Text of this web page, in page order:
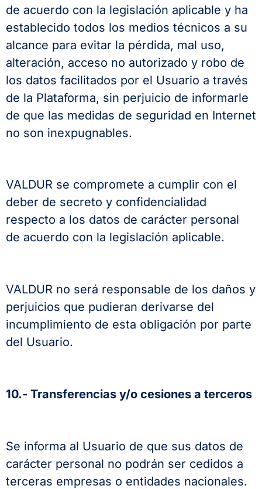
de acuerdo con la legislación aplicable y ha
establecido todos los medios técnicos a su
alcance para evitar la pérdida, mal uso,
alteración, acceso no autorizado y robo de
los datos facilitados por el Usuario a través
de la Plataforma, sin perjuicio de informarle
de que las medidas de seguridad en Internet
no son inexpugnables.
VALDUR se compromete a cumplir con el
deber de secreto y confidencialidad
respecto a los datos de carácter personal
de acuerdo con la legislación aplicable.
VALDUR no será responsable de los daños y
perjuicios que pudieran derivarse del
incumplimiento de esta obligación por parte
del Usuario.
10.- Transferencias y/o cesiones a terceros
Se informa al Usuario de que sus datos de
carácter personal no podrán ser cedidos a
terceras empresas o entidades nacionales.